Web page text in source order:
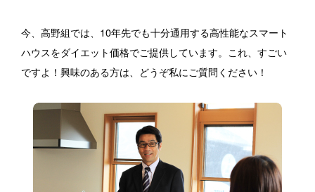
今、高野組では、10年先でも十分通用する高性能なスマート
ハウスをダイエット価格でご提供しています。これ、すごい
ですよ！興味のある方は、どうぞ私にご質問ください！